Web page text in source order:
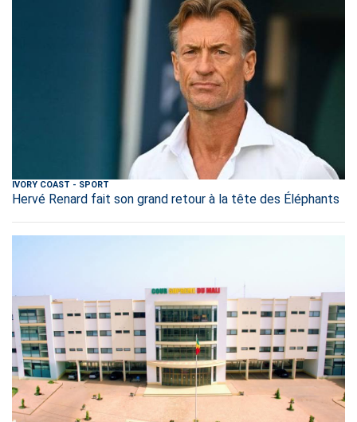
IVORY COAST - SPORT
Hervé Renard fait son grand retour à la tête des Éléphants